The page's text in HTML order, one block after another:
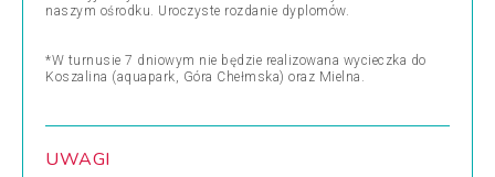
naszym ośrodku. Uroczyste rozdanie dyplomów.
*W turnusie 7 dniowym nie będzie realizowana wycieczka do
Koszalina (aquapark, Góra Chełmska) oraz Mielna.
UWAGI